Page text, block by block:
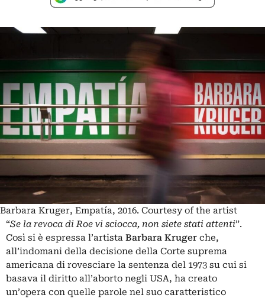
Barbara Kruger, Empatía, 2016. Courtesy of the artist
“Se la revoca di Roe vi sciocca, non siete stati attenti”.
Così si è espressa l’artista Barbara Kruger che,
all’indomani della decisione della Corte suprema
americana di rovesciare la sentenza del 1973 su cui si
basava il diritto all’aborto negli USA, ha creato
un’opera con quelle parole nel suo caratteristico